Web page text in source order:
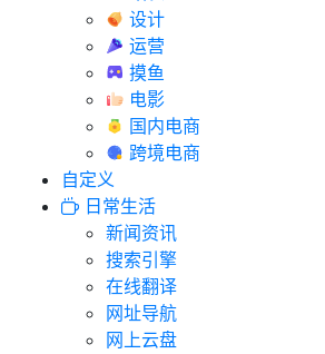
设计
运营
摸鱼
电影
国内电商
跨境电商
自定义
日常生活
新闻资讯
搜索引擎
在线翻译
网址导航
网上云盘